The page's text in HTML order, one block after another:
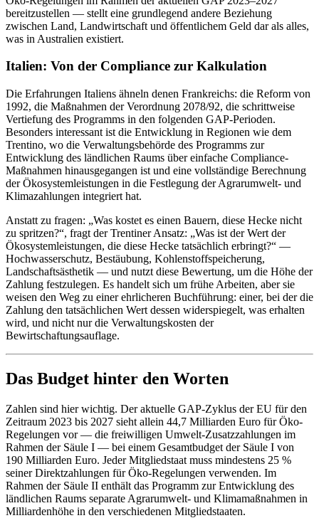
bereitzustellen — stellt eine grundlegend andere Beziehung
zwischen Land, Landwirtschaft und öffentlichem Geld dar als alles,
was in Australien existiert.
Italien: Von der Compliance zur Kalkulation
Die Erfahrungen Italiens ähneln denen Frankreichs: die Reform von
1992, die Maßnahmen der Verordnung 2078/92, die schrittweise
Vertiefung des Programms in den folgenden GAP-Perioden.
Besonders interessant ist die Entwicklung in Regionen wie dem
Trentino, wo die Verwaltungsbehörde des Programms zur
Entwicklung des ländlichen Raums über einfache Compliance-
Maßnahmen hinausgegangen ist und eine vollständige Berechnung
der Ökosystemleistungen in die Festlegung der Agrarumwelt- und
Klimazahlungen integriert hat.
Anstatt zu fragen: „Was kostet es einen Bauern, diese Hecke nicht
zu spritzen?“, fragt der Trentiner Ansatz: „Was ist der Wert der
Ökosystemleistungen, die diese Hecke tatsächlich erbringt?“ —
Hochwasserschutz, Bestäubung, Kohlenstoffspeicherung,
Landschaftsästhetik — und nutzt diese Bewertung, um die Höhe der
Zahlung festzulegen. Es handelt sich um frühe Arbeiten, aber sie
weisen den Weg zu einer ehrlicheren Buchführung: einer, bei der die
Zahlung den tatsächlichen Wert dessen widerspiegelt, was erhalten
wird, und nicht nur die Verwaltungskosten der
Bewirtschaftungsauflage.
Das Budget hinter den Worten
Zahlen sind hier wichtig. Der aktuelle GAP-Zyklus der EU für den
Zeitraum 2023 bis 2027 sieht allein 44,7 Milliarden Euro für Öko-
Regelungen vor — die freiwilligen Umwelt-Zusatzzahlungen im
Rahmen der Säule I — bei einem Gesamtbudget der Säule I von
190 Milliarden Euro. Jeder Mitgliedstaat muss mindestens 25 %
seiner Direktzahlungen für Öko-Regelungen verwenden. Im
Rahmen der Säule II enthält das Programm zur Entwicklung des
ländlichen Raums separate Agrarumwelt- und Klimamaßnahmen in
Milliardenhöhe in den verschiedenen Mitgliedstaaten.